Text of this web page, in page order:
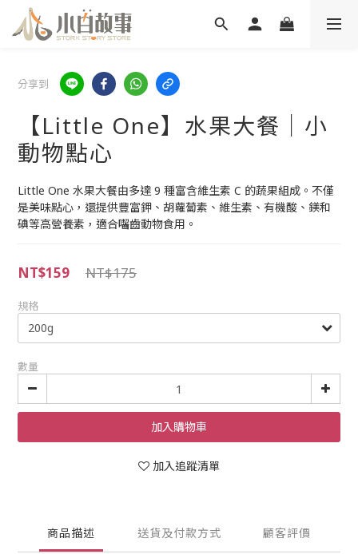
分享到
【Little One】水果大餐｜小
動物點心
Little One 水果大餐由多達 9 種富含維生素 C 的蔬果組成。不僅
是美味點心，還提供豐富鉀、胡蘿蔔素、維生素、有機酸、鎂和
碘等高營養素，適合囓齒動物食用。
NT$175
NT$159
規格
數量
加入購物車
加入追蹤清單
商品描述 送貨及付款方式 顧客評價